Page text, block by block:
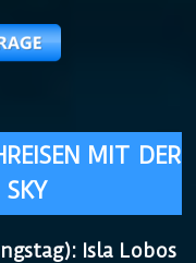
MIT DER
Isla Lobos